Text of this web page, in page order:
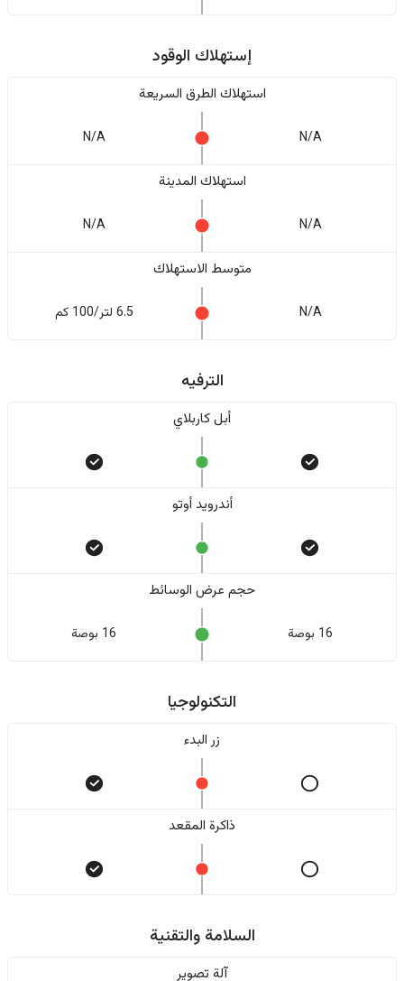
إستهلاك الوقود
استهلاك الطرق السريعة
N/A
N/A
استهلاك المدينة
N/A
N/A
متوسط الاستهلاك
N/A 6.5 لتر/100 كم
الترفيه
أبل كاربلاي
أندرويد أوتو
حجم عرض الوسائط
16 بوصة 16 بوصة
التكنولوجيا
زر البدء
ذاكرة المقعد
السلامة والتقنية
آلة تصوير